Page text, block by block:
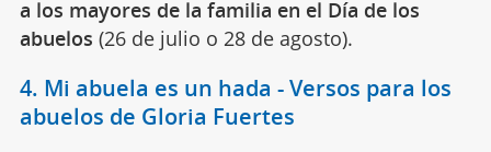
a los mayores de la familia en el Día de los
abuelos (26 de julio o 28 de agosto).
4. Mi abuela es un hada - Versos para los
abuelos de Gloria Fuertes